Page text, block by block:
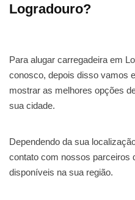
Logradouro?
Para alugar carregadeira em
conosco, depois disso vamos
mostrar as melhores opções
sua cidade.
Dependendo da sua
contato com nossos parceiros
disponíveis na sua região.